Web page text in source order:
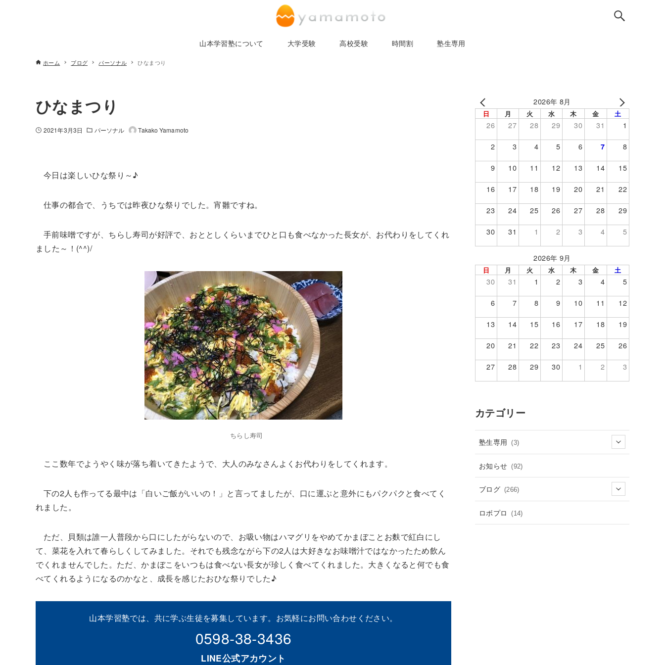
山本学習塾について 大学受験 高校受験 時間割 塾生専用
ホーム ブログ パーソナル ひなまつり
ひなまつり
2021年3月3日 パーソナル Takako Yamamoto
今日は楽しいひな祭り～♪
仕事の都合で、うちでは昨夜ひな祭りでした。宵雛ですね。
手前味噌ですが、ちらし寿司が好評で、おととしくらいまでひと口も食べなかった長女が、お代わりをしてくれ
ました～！(^^)/
ちらし寿司
ここ数年でようやく味が落ち着いてきたようで、大人のみなさんよくお代わりをしてくれます。
下の2人も作ってる最中は「白いご飯がいいの！」と言ってましたが、口に運ぶと意外にもパクパクと食べてく
れました。
ただ、貝類は誰一人普段から口にしたがらないので、お吸い物はハマグリをやめてかまぼことお麩で紅白にし
て、菜花を入れて春らしくしてみました。それでも残念ながら下の2人は大好きなお味噌汁ではなかったため飲ん
でくれませんでした。ただ、かまぼこをいつもは食べない長女が珍しく食べてくれました。大きくなると何でも食
べてくれるようになるのかなと、成長を感じたおひな祭りでした♪
山本学習塾では、共に学ぶ生徒を募集しています。お気軽にお問い合わせください。
0598-38-3436
LINE公式アカウント
2026年 8月
日 月 火 水 木 金 土
26 27 28 29 30 31 1
2 3 4 5 6 7 8
9 10 11 12 13 14 15
16 17 18 19 20 21 22
23 24 25 26 27 28 29
30 31 1 2 3 4 5
2026年 9月
日 月 火 水 木 金 土
30 31 1 2 3 4 5
6 7 8 9 10 11 12
13 14 15 16 17 18 19
20 21 22 23 24 25 26
27 28 29 30 1 2 3
カテゴリー
塾生専用 (3)
お知らせ (92)
ブログ (266)
ロボプロ (14)